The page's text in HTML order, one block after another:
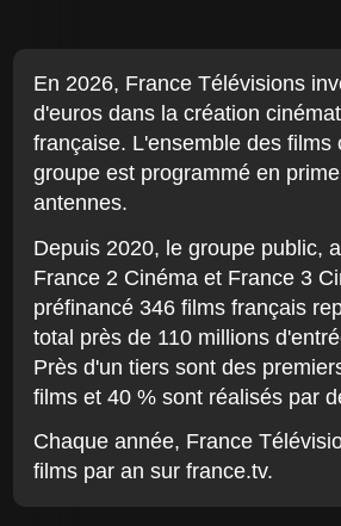
En 2026, France Télévisions
d'euros dans la création
française. L'ensemble des films
groupe est programmé en
antennes.
Depuis 2020, le groupe public,
France 2 Cinéma et France 3
préfinancé 346 films français
total près de 110 millions
Près d'un tiers sont des
films et 40 % sont réalisés par
Chaque année, France
films par an sur france.tv.